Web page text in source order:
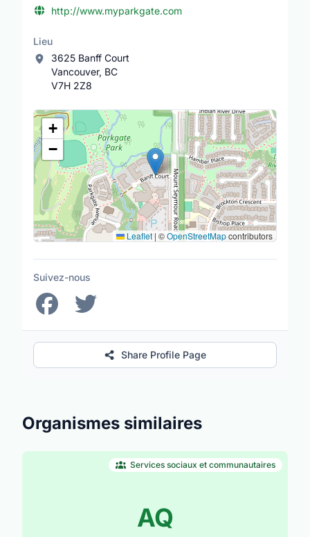
http://www.myparkgate.com
Lieu
3625 Banff Court
Vancouver, BC
V7H 2Z8
Lieu
+
−
Leaflet | ©OpenStreetMapcontributors
Suivez-nous
Share Profile Page
Organismes similaires
AQ
Services sociaux et communautaires